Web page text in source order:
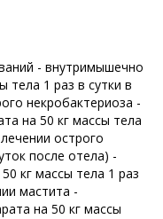
- внутримышечно
тела 1 раз в сутки в
некробактериоза -
на 50 кг массы тела
острого
после отела) -
кг массы тела 1 раз
мастита -
на 50 кг массы